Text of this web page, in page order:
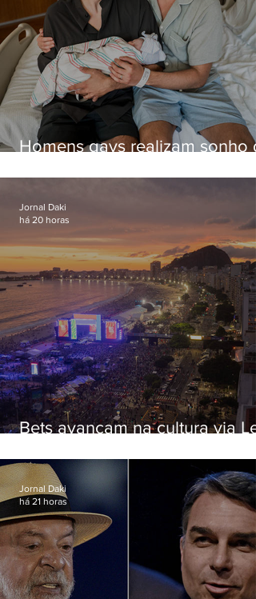
Homens gays realizam sonho
paternidade
Bets avançam na cultura via Lei
artistas
Jornal Daki
há 20 horas
Jornal Daki
há 21 horas